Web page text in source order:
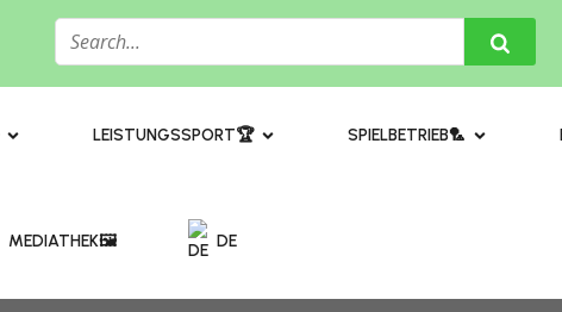
​LEISTUNGSSPORT🏆 SPIELBETRIEB🏸
MEDIATHEK🖼️​ DE